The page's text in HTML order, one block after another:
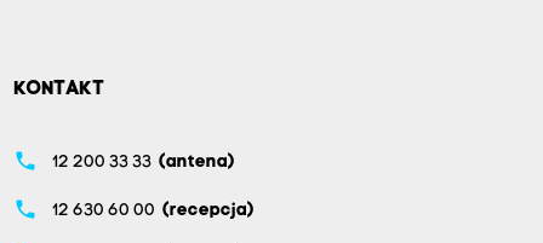
KONTAKT
phone 12 200 33 33 (antena)
phone 12 630 60 00 (recepcja)